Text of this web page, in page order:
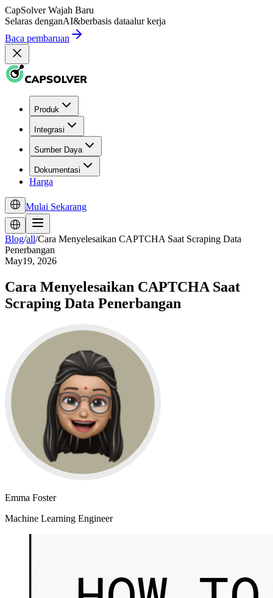
CapSolver Wajah Baru
Selaras denganAI&berbasis dataalur kerja
Baca pembaruan
Produk
Integrasi
Sumber Daya
Dokumentasi
Harga
Mulai Sekarang
Blog/all/Cara Menyelesaikan CAPTCHA Saat Scraping Data
Penerbangan
May19, 2026
Cara Menyelesaikan CAPTCHA Saat
Scraping Data Penerbangan
Emma Foster
Machine Learning Engineer